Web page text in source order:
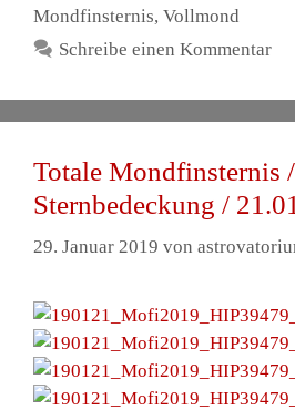
Mondfinsternis, Vollmond
Schreibe einen Kommentar
Totale Mondfinsternis /
Sternbedeckung /
29. Januar 2019 von